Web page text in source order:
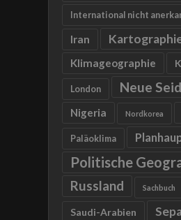
International nicht
Iran
Klimageographie
London Neue
Nigeria Nordkorea
Paläoklima
Politische
Russland Sachbuch
Saudi-Arabien